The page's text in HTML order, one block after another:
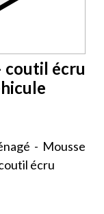
coutil écru
- Mousse
écru